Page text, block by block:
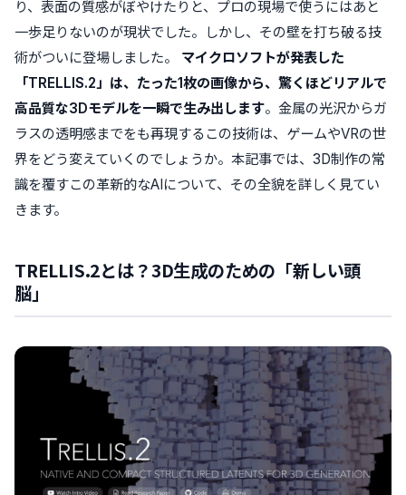
り、表面の質感がぼやけたりと、プロの現場で使うにはあと
一歩足りないのが現状でした。しかし、その壁を打ち破る技
術がついに登場しました。 マイクロソフトが発表した
「TRELLIS.2」は、たった1枚の画像から、驚くほどリアルで
高品質な3Dモデルを一瞬で生み出します。金属の光沢からガ
ラスの透明感までをも再現するこの技術は、ゲームやVRの世
界をどう変えていくのでしょうか。本記事では、3D制作の常
識を覆すこの革新的なAIについて、その全貌を詳しく見てい
きます。
TRELLIS.2とは？3D生成のための「新しい頭
脳」